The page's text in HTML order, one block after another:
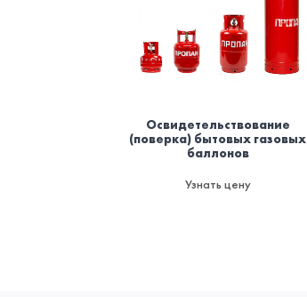
Освидетельствование
(поверка) бытовых газовых
баллонов
Узнать цену